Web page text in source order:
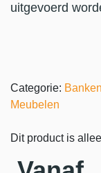
uitgevoerd
Categorie: Banken
Meubelen
Dit product is